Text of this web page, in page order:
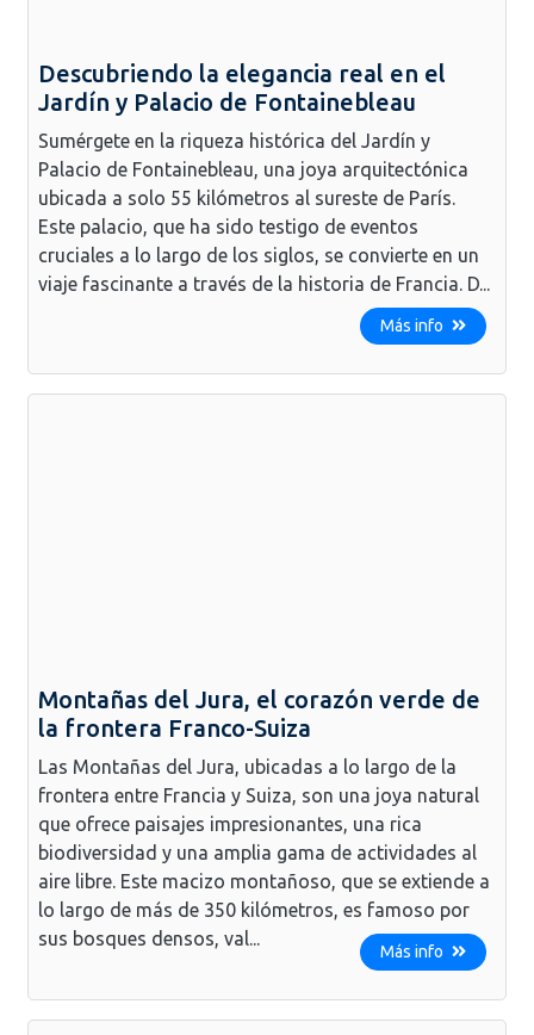
Descubriendo la elegancia real en el
Jardín y Palacio de Fontainebleau
Sumérgete en la riqueza histórica del Jardín y
Palacio de Fontainebleau, una joya arquitectónica
ubicada a solo 55 kilómetros al sureste de París.
Este palacio, que ha sido testigo de eventos
cruciales a lo largo de los siglos, se convierte en un
viaje fascinante a través de la historia de Francia. D...
Más info
Montañas del Jura, el corazón verde de
la frontera Franco-Suiza
Las Montañas del Jura, ubicadas a lo largo de la
frontera entre Francia y Suiza, son una joya natural
que ofrece paisajes impresionantes, una rica
biodiversidad y una amplia gama de actividades al
aire libre. Este macizo montañoso, que se extiende a
lo largo de más de 350 kilómetros, es famoso por
sus bosques densos, val...
Más info